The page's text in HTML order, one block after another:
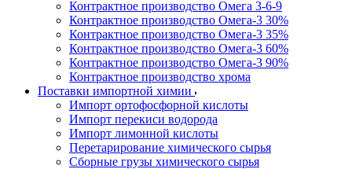
Контрактное производство Омега 3-6-9
Контрактное производство Омега-3 30%
Контрактное производство Омега-3 35%
Контрактное производство Омега-3 60%
Контрактное производство Омега-3 90%
Контрактное производство хрома
Поставки импортной химии
Импорт ортофосфорной кислоты
Импорт перекиси водорода
Импорт лимонной кислоты
Перетарирование химического сырья
Сборные грузы химического сырья